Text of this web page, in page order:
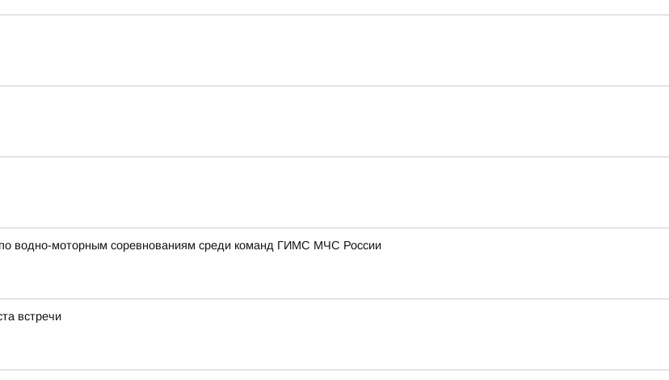
водно-моторным соревнованиям среди команд ГИМС МЧС России
встречи